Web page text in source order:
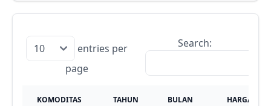
entries per
page
Search:
KOMODITAS TAHUN BULAN HARGA